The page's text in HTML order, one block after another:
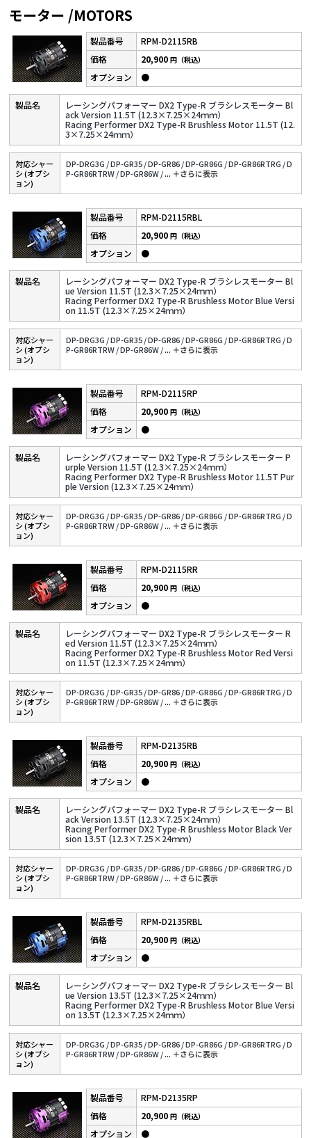
モーター /MOTORS
RPM-D2115RB
レーシングパフォーマー DX2 Type-R ブラシレスモーター Bl
ack Version 11.5T (12.3×7.25×24ｍｍ）
Racing Performer DX2 Type-R Brushless Motor 11.5T (12.
3×7.25×24ｍｍ）
20,900円（税込）
●
対応シャー
シ (オプシ
ョン)
DP-DRG3G /DP-GR35 /DP-GR86 /DP-GR86G /DP-GR86RTRG /D
P-GR86RTRW /DP-GR86W /... ＋さらに表⽰
RPM-D2115RBL
レーシングパフォーマー DX2 Type-R ブラシレスモーター Bl
ue Version 11.5T (12.3×7.25×24ｍｍ）
Racing Performer DX2 Type-R Brushless Motor Blue Versi
on 11.5T (12.3×7.25×24ｍｍ）
20,900円（税込）
●
対応シャー
シ (オプシ
ョン)
DP-DRG3G /DP-GR35 /DP-GR86 /DP-GR86G /DP-GR86RTRG /D
P-GR86RTRW /DP-GR86W /... ＋さらに表⽰
RPM-D2115RP
レーシングパフォーマー DX2 Type-R ブラシレスモーター P
urple Version 11.5T (12.3×7.25×24ｍｍ）
Racing Performer DX2 Type-R Brushless Motor 11.5T Pur
ple Version (12.3×7.25×24ｍｍ）
20,900円（税込）
●
対応シャー
シ (オプシ
ョン)
DP-DRG3G /DP-GR35 /DP-GR86 /DP-GR86G /DP-GR86RTRG /D
P-GR86RTRW /DP-GR86W /... ＋さらに表⽰
RPM-D2115RR
レーシングパフォーマー DX2 Type-R ブラシレスモーター R
ed Version 11.5T (12.3×7.25×24ｍｍ）
Racing Performer DX2 Type-R Brushless Motor Red Versi
on 11.5T (12.3×7.25×24ｍｍ）
20,900円（税込）
●
対応シャー
シ (オプシ
ョン)
DP-DRG3G /DP-GR35 /DP-GR86 /DP-GR86G /DP-GR86RTRG /D
P-GR86RTRW /DP-GR86W /... ＋さらに表⽰
RPM-D2135RB
レーシングパフォーマー DX2 Type-R ブラシレスモーター Bl
ack Version 13.5T (12.3×7.25×24ｍｍ）
Racing Performer DX2 Type-R Brushless Motor Black Ver
sion 13.5T (12.3×7.25×24ｍｍ）
20,900円（税込）
●
対応シャー
シ (オプシ
ョン)
DP-DRG3G /DP-GR35 /DP-GR86 /DP-GR86G /DP-GR86RTRG /D
P-GR86RTRW /DP-GR86W /... ＋さらに表⽰
RPM-D2135RBL
レーシングパフォーマー DX2 Type-R ブラシレスモーター Bl
ue Version 13.5T (12.3×7.25×24ｍｍ）
Racing Performer DX2 Type-R Brushless Motor Blue Versi
on 13.5T (12.3×7.25×24ｍｍ）
20,900円（税込）
●
対応シャー
シ (オプシ
ョン)
DP-DRG3G /DP-GR35 /DP-GR86 /DP-GR86G /DP-GR86RTRG /D
P-GR86RTRW /DP-GR86W /... ＋さらに表⽰
RPM-D2135RP
20,900円（税込）
●